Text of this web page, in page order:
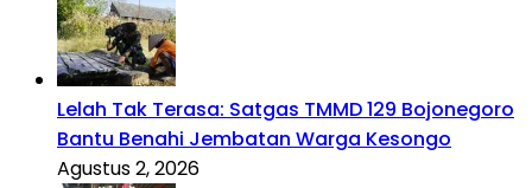
Lelah Tak Terasa: Satgas TMMD 129 Bojonegoro
Bantu Benahi Jembatan Warga Kesongo
Agustus 2, 2026